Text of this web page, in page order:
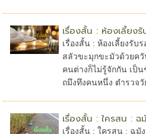
เรื่องสั้น : ห้องเลี้ยง
เรื่องสั้น : ห้องเลี้ยงรับ
สลัวขะมุกขะมัวด้วยค
คนต่างก็ไม่รู้จักกัน เป็
ถมึงทึงคนหนึ่ง ตำรวจวั
เรื่องสั้น : ใครสน : ฉ
เรื่องสั้น : ใครสน : ฉมั